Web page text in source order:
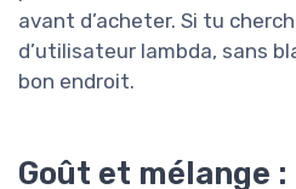
avant d’acheter. Si tu
d’utilisateur lambda, sans
bon endroit.
Goût et mélange :